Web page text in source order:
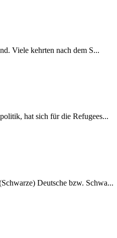
Viele kehrten nach dem S...
hat sich für die Refugees...
Deutsche bzw. Schwa...